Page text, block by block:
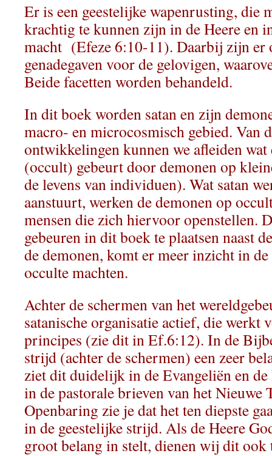
Er is een geestelijke wapenrusting, die
krachtig te kunnen zijn in de Heere en
macht (Efeze 6:10-11). Daarbij zijn er
genadegaven voor de gelovigen,
Beide facetten worden behandeld.
In dit boek worden satan en zijn
macro- en microcosmisch gebied. Van
ontwikkelingen kunnen we afleiden wat
(occult) gebeurt door demonen op
de levens van individuen). Wat satan
aanstuurt, werken de demonen op
mensen die zich hiervoor openstellen.
gebeuren in dit boek te plaatsen naast
de demonen, komt er meer inzicht in
occulte machten.
Achter de schermen van het
satanische organisatie actief, die werkt
principes (zie dit in Ef.6:12). In de
strijd (achter de schermen) een zeer
ziet dit duidelijk in de Evangeliën en
in de pastorale brieven van het Nieuwe
Openbaring zie je dat het ten diepste
in de geestelijke strijd. Als de Heere
groot belang in stelt, dienen wij dit ook